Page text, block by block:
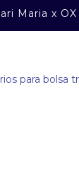
Maria x
para